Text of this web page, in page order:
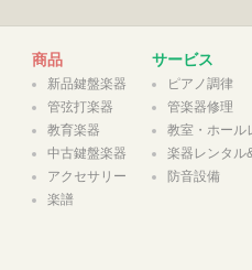
商品
新品鍵盤楽器
管弦打楽器
教育楽器
中古鍵盤楽器
アクセサリー
楽譜
サービス
ピアノ調律
管楽器修理
教室・ホール
楽器レンタル
防音設備